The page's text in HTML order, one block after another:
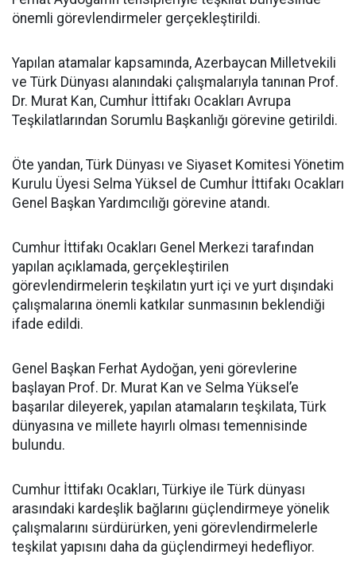
önemli görevlendirmeler gerçekleştirildi.
Yapılan atamalar kapsamında, Azerbaycan Milletvekili
ve Türk Dünyası alanındaki çalışmalarıyla tanınan Prof.
Dr. Murat Kan, Cumhur İttifakı Ocakları Avrupa
Teşkilatlarından Sorumlu Başkanlığı görevine getirildi.
Öte yandan, Türk Dünyası ve Siyaset Komitesi Yönetim
Kurulu Üyesi Selma Yüksel de Cumhur İttifakı Ocakları
Genel Başkan Yardımcılığı görevine atandı.
Cumhur İttifakı Ocakları Genel Merkezi tarafından
yapılan açıklamada, gerçekleştirilen
görevlendirmelerin teşkilatın yurt içi ve yurt dışındaki
çalışmalarına önemli katkılar sunmasının beklendiği
ifade edildi.
Genel Başkan Ferhat Aydoğan, yeni görevlerine
başlayan Prof. Dr. Murat Kan ve Selma Yüksel’e
başarılar dileyerek, yapılan atamaların teşkilata, Türk
dünyasına ve millete hayırlı olması temennisinde
bulundu.
Cumhur İttifakı Ocakları, Türkiye ile Türk dünyası
arasındaki kardeşlik bağlarını güçlendirmeye yönelik
çalışmalarını sürdürürken, yeni görevlendirmelerle
teşkilat yapısını daha da güçlendirmeyi hedefliyor.